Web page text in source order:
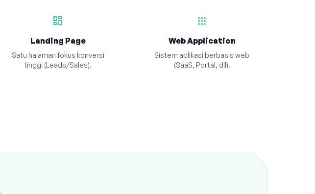
dashboard
Landing Page
Satu halaman fokus konversi
tinggi (Leads/Sales).
apps
Web Application
Sistem aplikasi berbasis web
(SaaS, Portal, dll).